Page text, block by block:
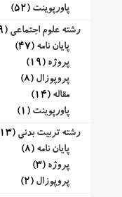
پاورپوینت (52)
رشته علوم اجتماعی (89)
پایان نامه (47)
پروژه (19)
پروپوزال (8)
مقاله (14)
پاورپوینت (1)
رشته تربیت بدنی (13)
پایان نامه (8)
پروژه (3)
پروپوزال (2)